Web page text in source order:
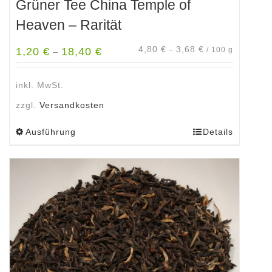
Grüner Tee China Temple of
Heaven – Rarität
1,20 € – 18,40 € 4,80 € – 3,68 € / 100 g
inkl. MwSt.
zzgl. Versandkosten
Ausführung
mehrere
Varianten
auf.
Die
Optionen
können
Details